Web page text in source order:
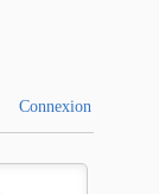
Connexion